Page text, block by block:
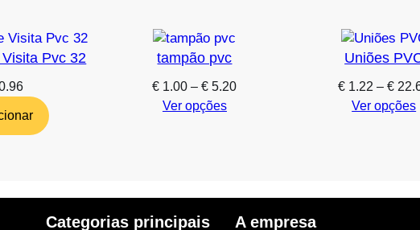
Pvc 32 tampão pvc
€ 1.00 – € 5.20Price
Ver opções
Uniões
€ 1.22 – €
Ver opções
Categorias principais A empresa